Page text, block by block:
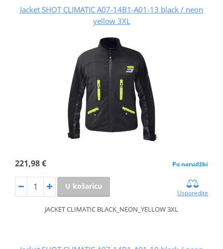
Jacket SHOT CLIMATIC A07-14B1-A01-13 black / neon
yellow 3XL
221,98 € Po narudžbi
U košaricu
Usporedite
JACKET CLIMATIC BLACK_NEON_YELLOW 3XL